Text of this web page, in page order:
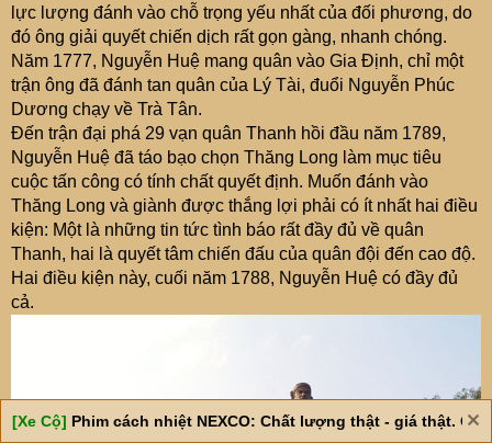
lực lượng đánh vào chỗ trọng yếu nhất của đối phương, do
đó ông giải quyết chiến dịch rất gọn gàng, nhanh chóng.
Năm 1777, Nguyễn Huệ mang quân vào Gia Định, chỉ một
trận ông đã đánh tan quân của Lý Tài, đuổi Nguyễn Phúc
Dương chạy về Trà Tân.
Đến trận đại phá 29 vạn quân Thanh hồi đầu năm 1789,
Nguyễn Huệ đã táo bạo chọn Thăng Long làm mục tiêu
cuộc tấn công có tính chất quyết định. Muốn đánh vào
Thăng Long và giành được thắng lợi phải có ít nhất hai điều
kiện: Một là những tin tức tình báo rất đầy đủ về quân
Thanh, hai là quyết tâm chiến đấu của quân đội đến cao độ.
Hai điều kiện này, cuối năm 1788, Nguyễn Huệ có đầy đủ
cả.
[Xe Cộ] Phim cách nhiệt NEXCO: Chất lượng thật - giá thật. Giá